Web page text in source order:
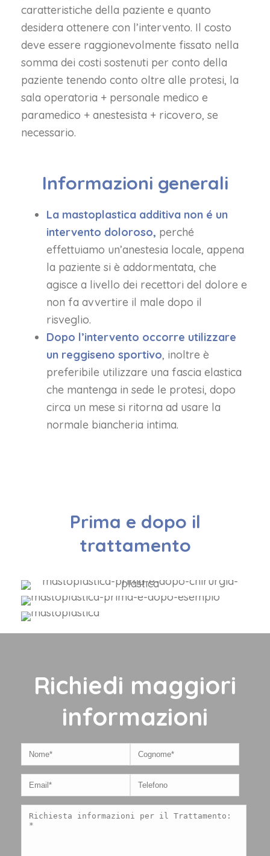
caratteristiche della paziente e quanto
desidera ottenere con l’intervento. Il costo
deve essere raggionevolmente fissato nella
somma dei costi sostenuti per conto della
paziente tenendo conto oltre alle protesi, la
sala operatoria + personale medico e
paramedico + anestesista + ricovero, se
necessario.
Informazioni generali
La mastoplastica additiva non é un
intervento doloroso, perché
effettuiamo un’anestesia locale, appena
la paziente si è addormentata, che
agisce a livello dei recettori del dolore e
non fa avvertire il male dopo il
risveglio.
Dopo l’intervento occorre utilizzare
un reggiseno sportivo, inoltre è
preferibile utilizzare una fascia elastica
che mantenga in sede le protesi, dopo
circa un mese si ritorna ad usare la
normale biancheria intima.
Prima e dopo il
trattamento
Richiedi maggiori
informazioni